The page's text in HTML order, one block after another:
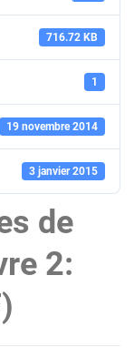
716.72 KB
1
19 novembre 2014
3 janvier 2015
de
2: